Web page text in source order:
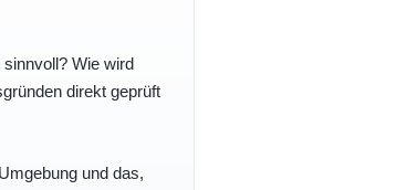
Wie wird
direkt geprüft
und das,